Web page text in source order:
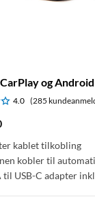
og
4.0 (285
kablet tilkobling
kobler til
til USB-C adapter